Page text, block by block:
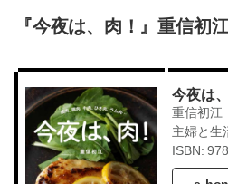
『今夜は、肉！』重信
今夜は
重信初江
主婦と生
ISBN: